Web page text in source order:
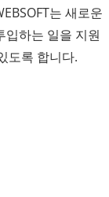
는 새로운
하는 일을 지원
도록 합니다.